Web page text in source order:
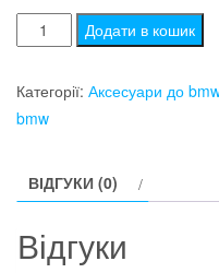
Кнопки
круїз-
bmw
F02
Додати в кошик
Категорії: Аксесуари до bmw
bmw
ВІДГУКИ (0)
Відгуки